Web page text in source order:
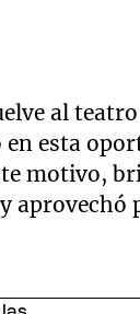
al
en esta
motivo,
y aprovechó